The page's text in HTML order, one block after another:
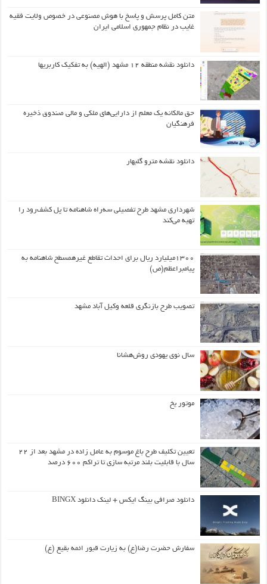
متن کامل پرسش و پاسخ با هوش مصنوعی در خصوص ولایت فقیه
غایب در نظام جمهوری اسلامی ایران
دانلود نقشه منطقه ۱۲ مشهد (الهیه) به تفکیک کاربریها
حق مالکانه یک معلم از دارایی‌های ملکی و مالی صندوق ذخیره
فرهنگیان
دانلود نقشه مترو گلبهار
شهرداری مشهد طرح تفصیلی سه‌راه شاهنامه تا پل کشف‌رود را
تهیه می‌کند
۱۳۰۰میلیارد ریال برای احداث تقاطع غیرهمسطح شاهنامه به
پیامبراعظم(ص)
تصویب طرح بازنگری قلعه وکیل آباد مشهد
سال نوی یهودی روش‌هشانا
موتور یخ
تعیین تکلیف طرح باغ موسوم به عامل زاده در مشهد بعد از ۲۲
سال با قابلیت بلند مرتبه سازی تا تراکم ۶۰۰ درصد
دانلود صرافی بینگ ایکس + لینک دانلود BINGX
سفارش حضرت رضا(ع) به زیارت قبور ائمه بقیع (ع)